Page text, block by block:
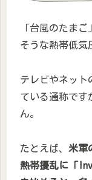
「台風のたま
そうな熱帯低気
テレビやネット
ている通称です
ん。
たとえば、 米軍
熱帯擾乱に「